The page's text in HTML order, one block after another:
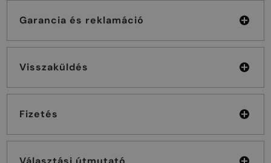
Garancia és reklamáció
Visszaküldés
Fizetés